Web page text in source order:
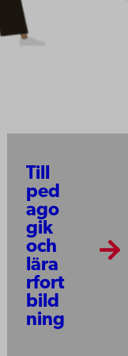
Till
ped
ago
gik
och
lära
rfort
bild
ning